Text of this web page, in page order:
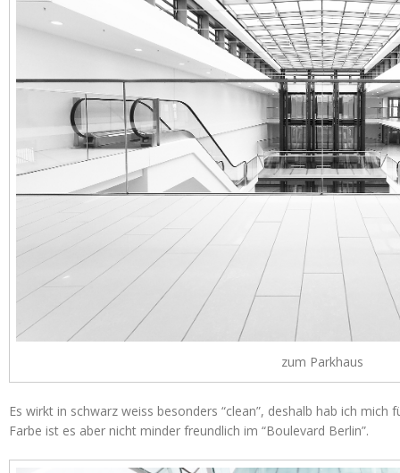
zum Parkhaus
Es wirkt in schwarz weiss besonders “clean”, deshalb hab ich mich
Farbe ist es aber nicht minder freundlich im “Boulevard Berlin”.